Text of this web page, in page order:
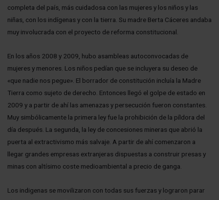
completa del país, más cuidadosa con las mujeres y los niños y las
niñas, con los indígenas y con la tierra. Su madre Berta Cáceres andaba
muy involucrada con el proyecto de reforma constitucional.
En los años 2008 y 2009, hubo asambleas autoconvocadas de
mujeres y menores. Los niños pedían que se incluyera su deseo de
«que nadie nos pegue». El borrador de constitución incluía la Madre
Tierra como sujeto de derecho. Entonces llegó el golpe de estado en
2009 y a partir de ahí las amenazas y persecución fueron constantes.
Muy simbólicamente la primera ley fue la prohibición de la píldora del
día después. La segunda, la ley de concesiones mineras que abrió la
puerta al extractivismo más salvaje. A partir de ahí comenzaron a
llegar grandes empresas extranjeras dispuestas a construir presas y
minas con altísimo coste medioambiental a precio de ganga.
Los indigenas se movilizaron con todas sus fuerzas y lograron parar